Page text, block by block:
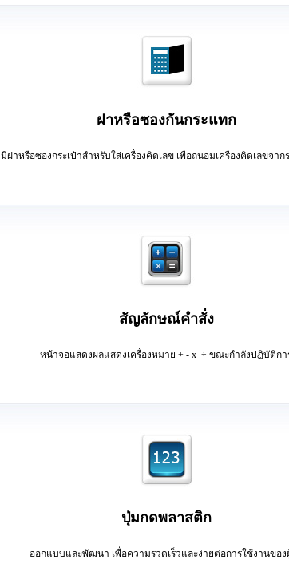
ฝาหรือซองกันกระแทก
มีฝาหรือซองกระเป๋าสำหรับใส่เครื่องคิดเลข เพื่อถนอมเครื่องคิดเลขจา
สัญลักษณ์คำสั่ง
หน้าจอแสดงผลแสดงเครื่องหมาย + - x ÷ ขณะกำลังปฏิบัติกา
ปุ่มกดพลาสติก
ออกแบบและพัฒนา เพื่อความรวดเร็วและง่ายต่อการใช้งานของ